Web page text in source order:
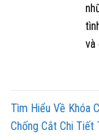
và
Tìm Hiểu Về Khóa
Chống Cắt Chi Tiết